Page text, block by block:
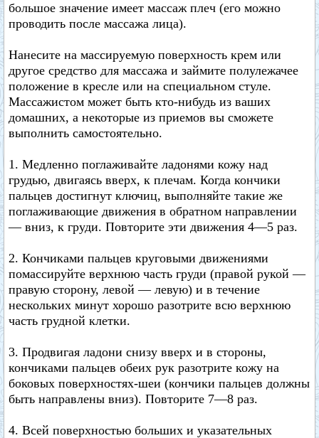
большое значение имеет массаж плеч (его можно
проводить после массажа лица).
Нанесите на массируемую поверхность крем или
другое средство для массажа и займите полулежачее
положение в кресле или на специальном стуле.
Массажистом может быть кто-нибудь из ваших
домашних, а некоторые из приемов вы сможете
выполнить самостоятельно.
1. Медленно поглаживайте ладонями кожу над
грудью, двигаясь вверх, к плечам. Когда кончики
пальцев достигнут ключиц, выполняйте такие же
поглаживающие движения в обратном направлении
— вниз, к груди. Повторите эти движения 4—5 раз.
2. Кончиками пальцев круговыми движениями
помассируйте верхнюю часть груди (правой рукой —
правую сторону, левой — левую) и в течение
нескольких минут хорошо разотрите всю верхнюю
часть грудной клетки.
3. Продвигая ладони снизу вверх и в стороны,
кончиками пальцев обеих рук разотрите кожу на
боковых поверхностях-шеи (кончики пальцев должны
быть направлены вниз). Повторите 7—8 раз.
4. Всей поверхностью больших и указательных